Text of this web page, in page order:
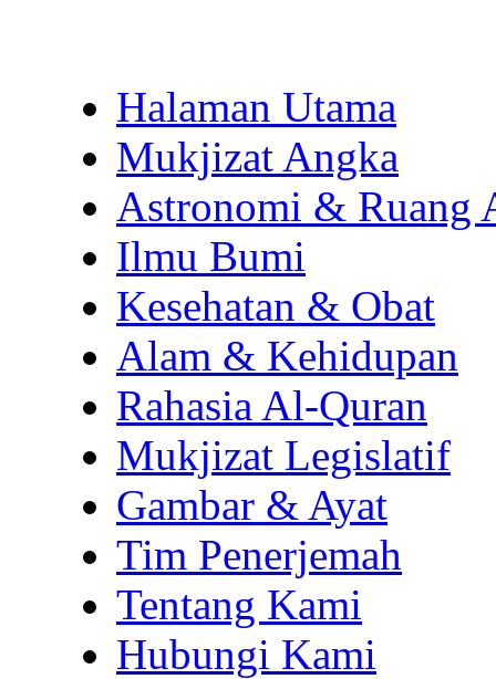
Halaman Utama
Mukjizat Angka
Astronomi & Ruang
Ilmu Bumi
Kesehatan & Obat
Alam & Kehidupan
Rahasia Al-Quran
Mukjizat Legislatif
Gambar & Ayat
Tim Penerjemah
Tentang Kami
Hubungi Kami